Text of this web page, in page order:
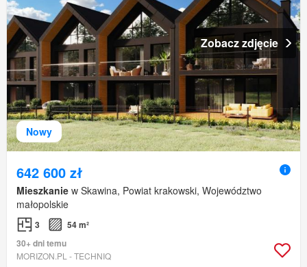
Nowy
Zobacz zdjęcie
642 600 zł
Mieszkanie w Skawina, Powiat krakowski, Województwo
małopolskie
3
54 m²
30+ dni temu
MORIZON.PL - TECHNIQ